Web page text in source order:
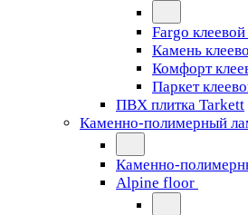
Fargo клеевой
Камень
Комфорт
Паркет
ПВХ плитка Tarkett
Каменно-полимерный
Каменно-
Alpine floor